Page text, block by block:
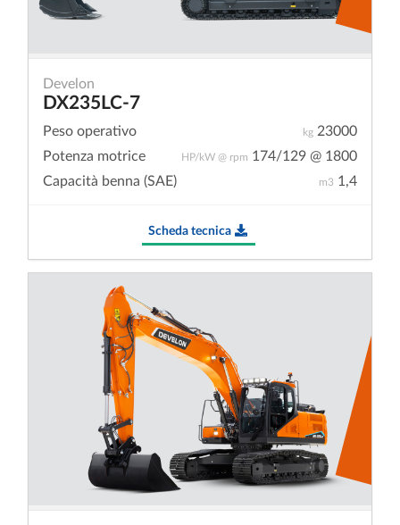
Develon
DX235LC-7
kg 23000
Peso operativo
HP/kW @ rpm 174/129 @ 1800
Potenza motrice
m3 1,4
Capacità benna (SAE)
Scheda tecnica